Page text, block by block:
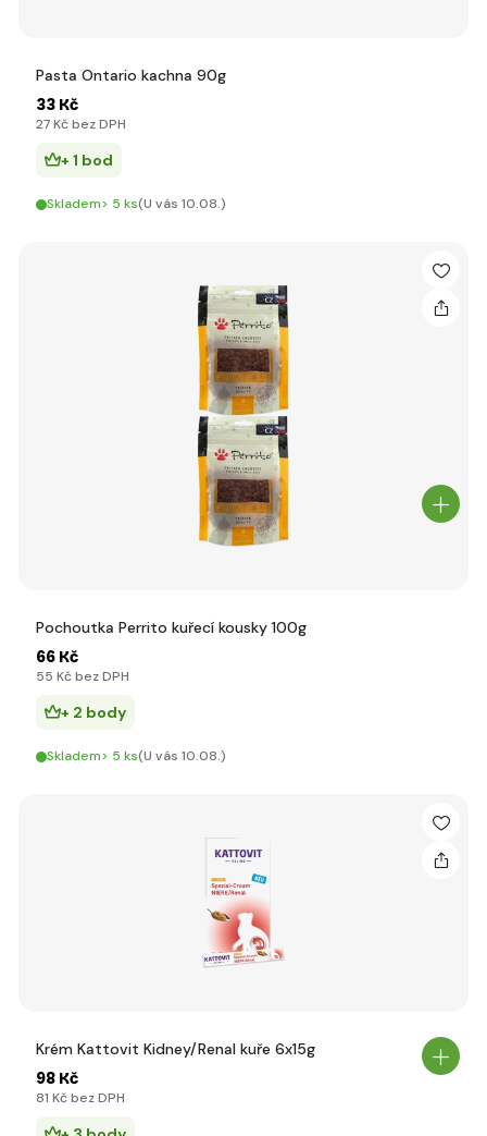
Pasta Ontario kachna 90g
33 Kč
27 Kč bez DPH
+ 1 bod
Skladem> 5 ks(U vás 10.08.)
Pochoutka Perrito kuřecí kousky 100g
66 Kč
55 Kč bez DPH
+ 2 body
Skladem> 5 ks(U vás 10.08.)
Krém Kattovit Kidney/Renal kuře 6x15g
98 Kč
81 Kč bez DPH